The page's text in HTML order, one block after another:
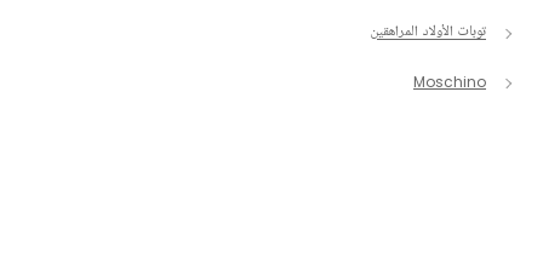
توبات الأولاد المراهقين
Moschino